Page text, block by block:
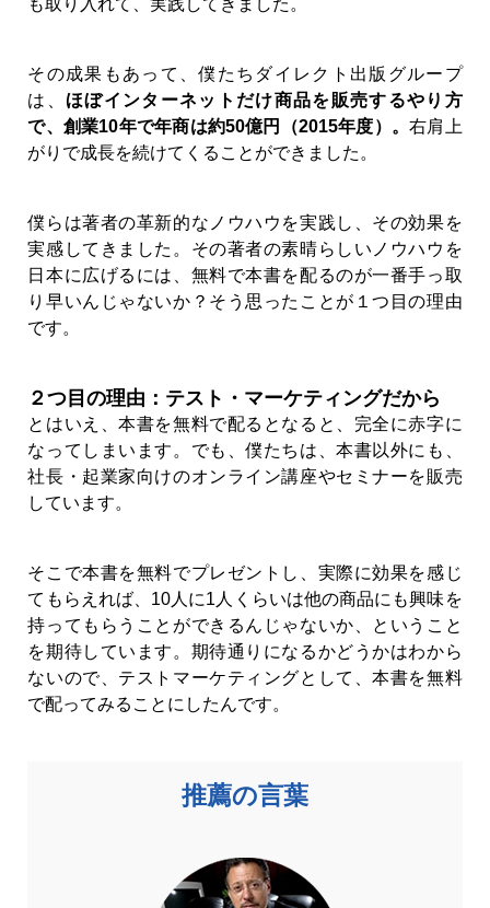
も取り入れて、実践してきました。
その成果もあって、僕たちダイレクト出版グループ
は、 ほぼインターネットだけ商品を販売するやり方
で、創業10年で年商は約50億円（2015年度）。右肩上
がりで成長を続けてくることができました。
僕らは著者の革新的なノウハウを実践し、その効果を
実感してきました。その著者の素晴らしいノウハウを
日本に広げるには、無料で本書を配るのが一番手っ取
り早いんじゃないか？そう思ったことが１つ目の理由
です。
２つ目の理由：テスト・マーケティングだから
とはいえ、本書を無料で配るとなると、完全に赤字に
なってしまいます。でも、僕たちは、本書以外にも、
社長・起業家向けのオンライン講座やセミナーを販売
しています。
そこで本書を無料でプレゼントし、実際に効果を感じ
てもらえれば、10人に1人くらいは他の商品にも興味を
持ってもらうことができるんじゃないか、ということ
を期待しています。期待通りになるかどうかはわから
ないので、テストマーケティングとして、本書を無料
で配ってみることにしたんです。
推薦の言葉